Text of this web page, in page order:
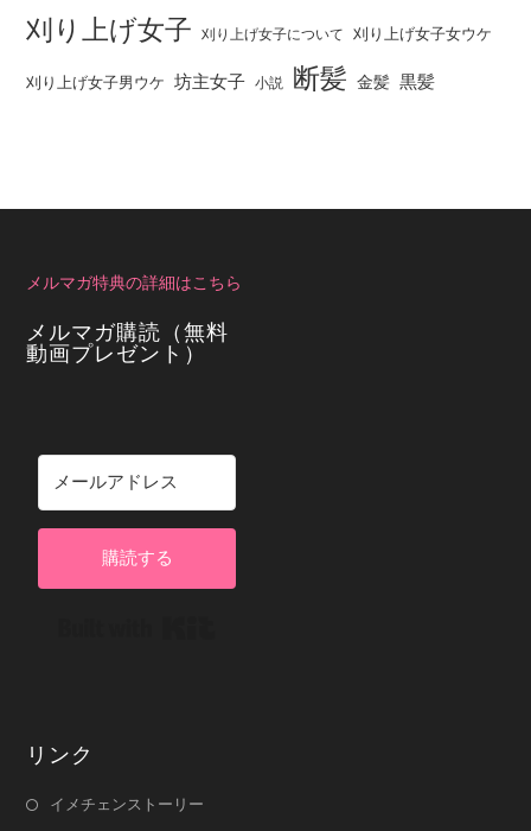
刈り上げ女子 刈り上げ女子について 刈り上げ女子女ウケ
刈り上げ女子男ウケ 坊主女子 小説 断髪 金髪 黒髪
メルマガ特典の詳細はこちら
メルマガ購読（無料
動画プレゼント）
購読する
リンク
イメチェンストーリー